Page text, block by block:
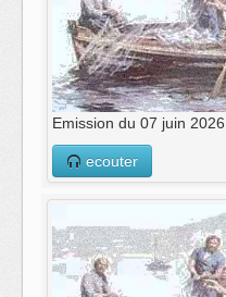
Emission du 07 juin 2026
ecouter